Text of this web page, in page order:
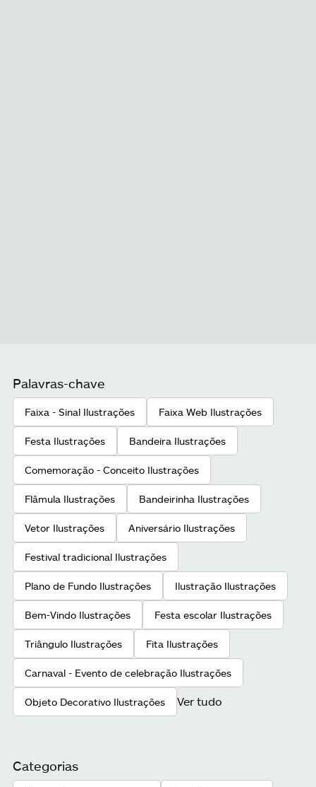
Palavras-chave
Faixa - Sinal Ilustrações Faixa Web Ilustrações
Festa Ilustrações Bandeira Ilustrações
Comemoração - Conceito Ilustrações
Flâmula Ilustrações Bandeirinha Ilustrações
Vetor Ilustrações Aniversário Ilustrações
Festival tradicional Ilustrações
Plano de Fundo Ilustrações Ilustração Ilustrações
Bem-Vindo Ilustrações Festa escolar Ilustrações
Triângulo Ilustrações Fita Ilustrações
Carnaval - Evento de celebração Ilustrações
Objeto Decorativo Ilustrações Ver tudo
Categorias